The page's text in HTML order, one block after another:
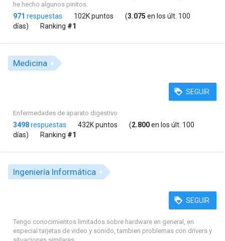
he hecho algunos pinitos.
971 respuestas 102K puntos (3.075 en los últ. 100
días)
Ranking #1
Medicina
SEGUIR
Enfermedades de aparato digestivo
3498respuestas 432K puntos (2.800en los últ. 100
días)
Ranking #1
Ingeniería Informática
SEGUIR
Tengo conocimientos limitados sobre hardware en general, en
especial tarjetas de video y sonido, tambien problemas con drivers y